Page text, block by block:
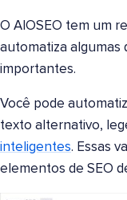
O AIOSEO tem um
automatiza algumas
importantes.
Você pode
texto alternativo,
inteligentes. Essas
elementos de SEO